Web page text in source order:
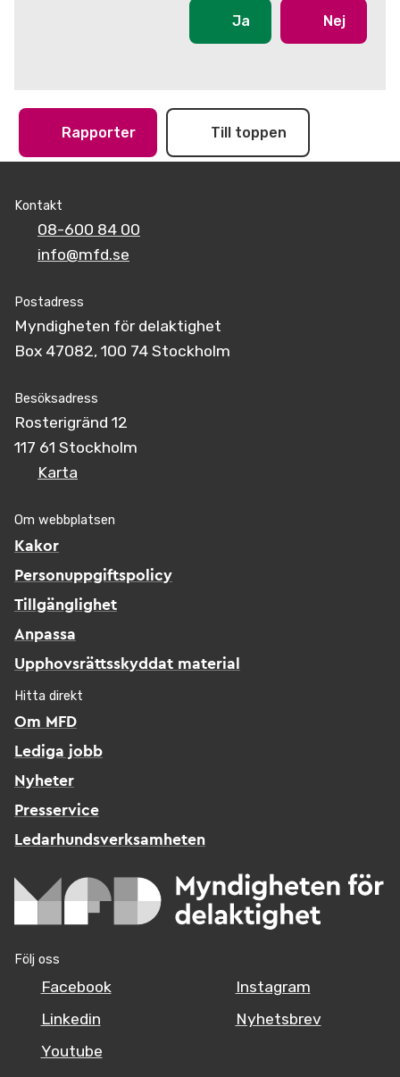
Ja Nej
Rapporter Till toppen
Kontakt
08-600 84 00
info@mfd.se
Postadress
Myndigheten för delaktighet
Box 47082, 100 74 Stockholm
Besöksadress
Rosterigränd 12
117 61 Stockholm
Karta
Om webbplatsen
Kakor
Personuppgiftspolicy
Tillgänglighet
Anpassa
Upphovsrättsskyddat material
Hitta direkt
Om MFD
Lediga jobb
Nyheter
Presservice
Ledarhundsverksamheten
Följ oss
Facebook
Linkedin
Youtube
Instagram
Nyhetsbrev